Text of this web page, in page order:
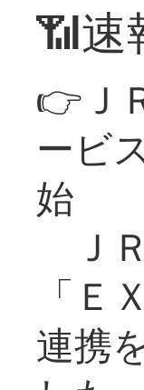
📶速
👉Ｊ
ービ
始
Ｊ
「
連携